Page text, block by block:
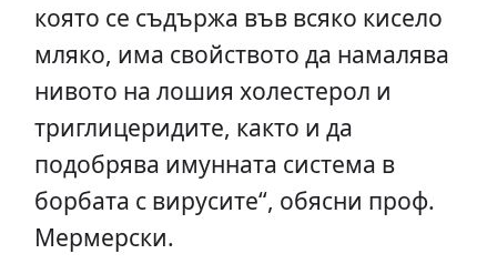
която се съдържа във всяко кисело
мляко, има свойството да намалява
нивото на лошия холестерол и
триглицеридите, както и да
подобрява имунната система в
борбата с вирусите“, обясни проф.
Мермерски.